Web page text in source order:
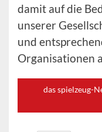
damit auf die
unserer
und
Organisationen
das spielzeug-